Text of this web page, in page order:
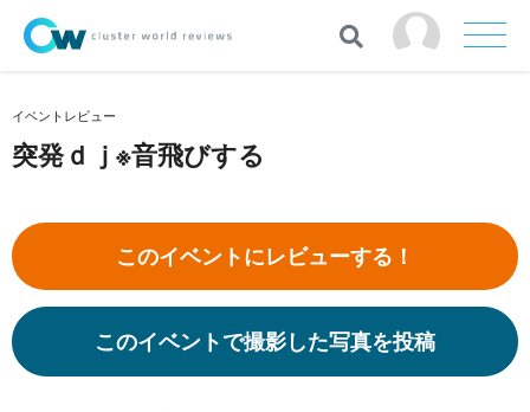
イベントレビュー
突発ｄｊ※音飛びする
このイベントにレビューする！
このイベントで撮影した写真を投稿